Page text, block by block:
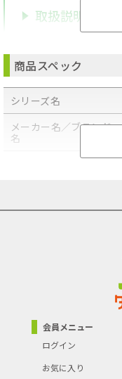
商品スペック
シリーズ名
メーカー名／ブランド
名
会員メニュー
ログイン
お気に入り